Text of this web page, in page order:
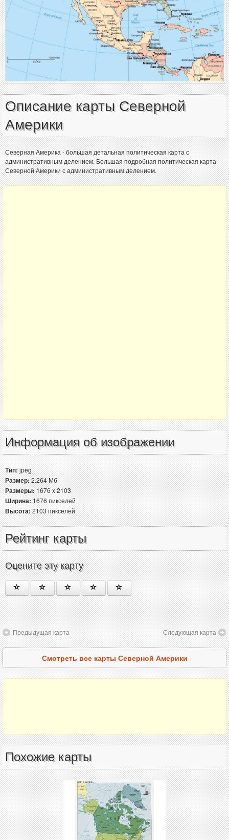
Описание карты Северной
Америки
Северная Америка - большая детальная политическая карта с
административным делением. Большая подробная политическая карта
Северной Америки с административным делением.
Информация об изображении
Тип:jpeg
Размер:2.264 Мб
Размеры:1676 x 2103
Ширина:1676 пикселей
Высота:2103 пикселей
Рейтинг карты
Оцените эту карту
Предыдущая карта Следующая карта
Смотреть все карты Северной Америки
Похожие карты